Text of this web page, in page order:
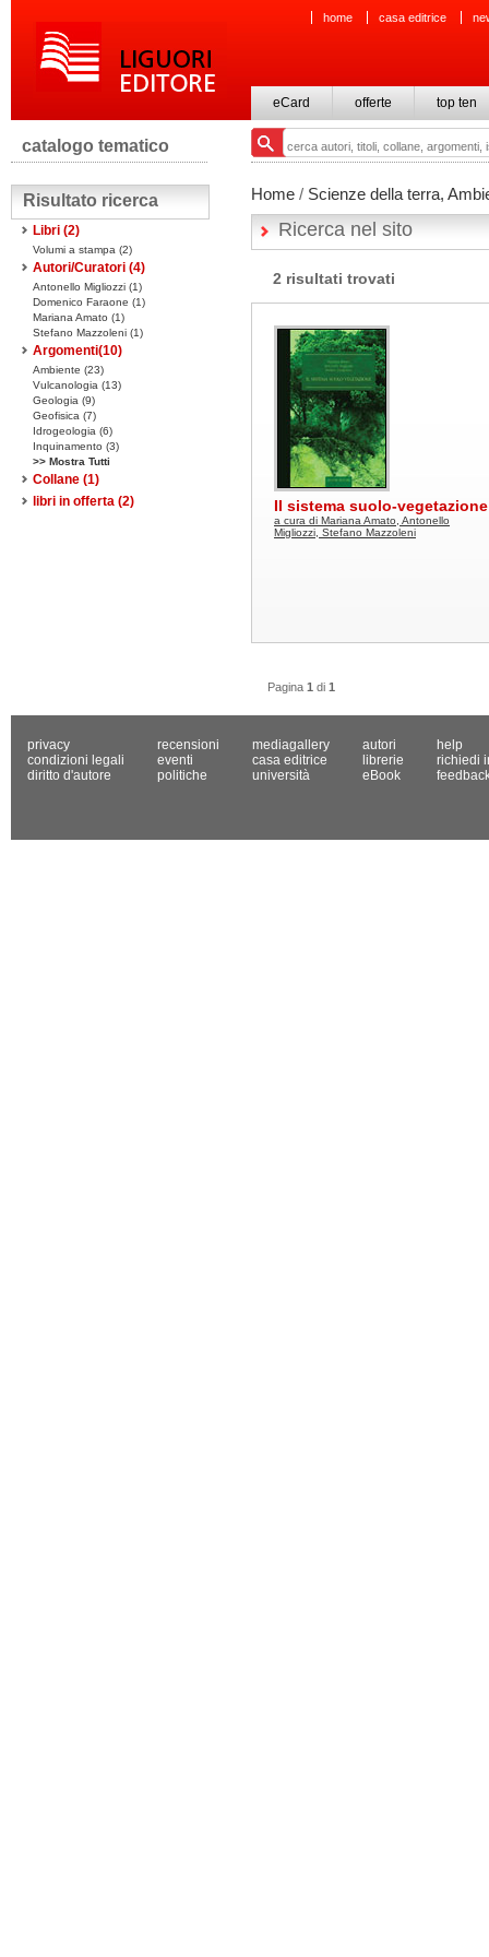
home casa editrice
eCard offerte top ten
catalogo tematico
Risultato ricerca
Libri (2)
Volumi a stampa (2)
Autori/Curatori (4)
Antonello Migliozzi (1)
Domenico Faraone (1)
Mariana Amato (1)
Stefano Mazzoleni (1)
Argomenti(10)
Ambiente (23)
Vulcanologia (13)
Geologia (9)
Geofisica (7)
Idrogeologia (6)
Inquinamento (3)
>> Mostra Tutti
Collane (1)
libri in offerta (2)
Home / Scienze della terra,
Ricerca nel sito
2 risultati trovati
Il sistema suolo-vegetazione
a cura di Mariana Amato, Antonello
Migliozzi, Stefano Mazzoleni
Pagina 1 di 1
privacy
condizioni legali
diritto d'autore
recensioni
eventi
politiche
mediagallery
casa editrice
università
autori
librerie
eBook
help
richiedi